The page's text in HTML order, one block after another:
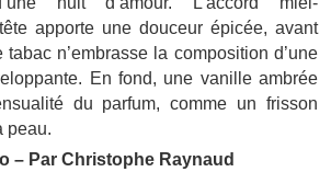
apporte une douceur épicée, avant
tabac n’embrasse la composition d’une
En fond, une vanille ambrée
du parfum, comme un frisson
peau.
– Par Christophe Raynaud